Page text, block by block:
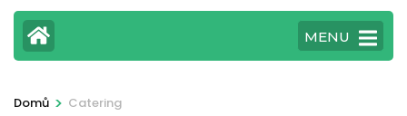
MENU
Domů > Catering